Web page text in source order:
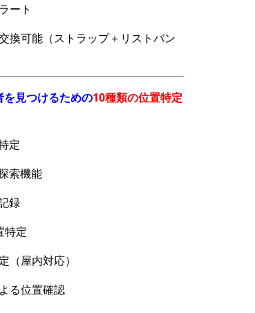
ート
換可能（ストラップ＋リストバン
見つけるための10種類の位置特定
定
索機能
録
特定
（屋内対応）
る位置確認